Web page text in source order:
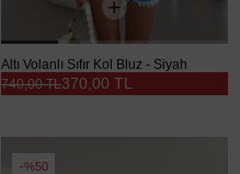
Altı Volanlı Sıfır Kol Bluz - Siyah
370,00 TL
740,00 TL
%50